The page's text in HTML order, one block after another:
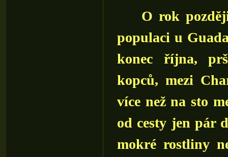
O rok později,
populaci u
konec října,
kopců, mezi
více než na sto
od cesty jen pár
mokré rostliny